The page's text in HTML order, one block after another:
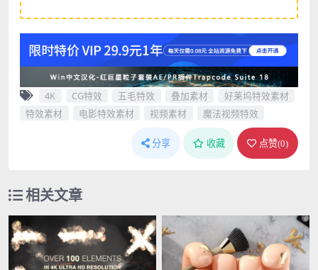
4K CG特效 五毛特效 叠加素材
好莱坞特效素材
特效素材
电影特效素材 视频素材 魔法视频特效
分享 收藏 点赞(0)
相关文章